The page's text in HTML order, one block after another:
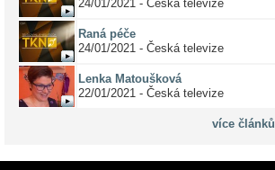
24/01/2021 - Česká televize
Raná péče
24/01/2021 - Česká televize
Lenka Matoušková
22/01/2021 - Česká televize
více článků